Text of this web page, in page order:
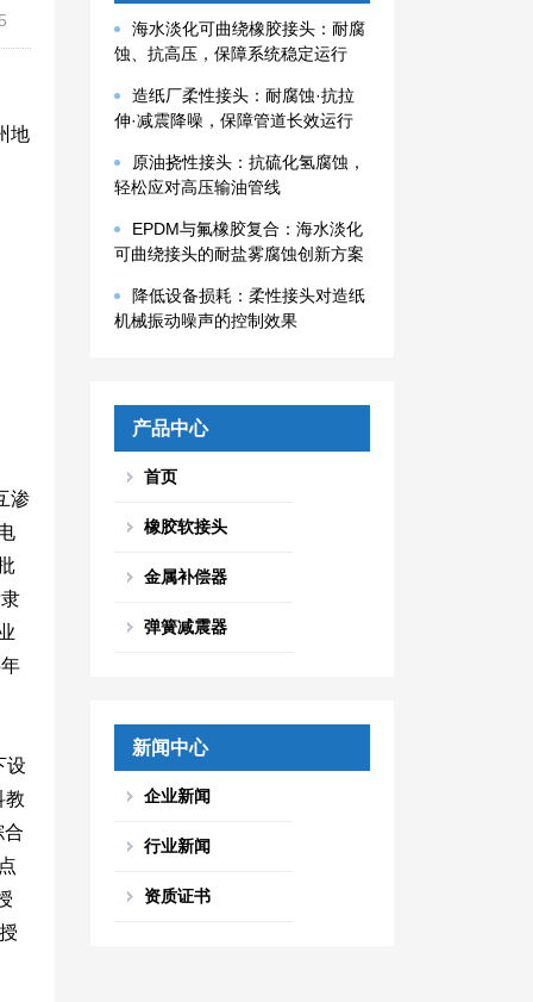
地
渗
设
教
合
海水淡化可曲绕橡胶接头：耐腐
蚀、抗高压，保障系统稳定运行
造纸厂柔性接头：耐腐蚀·抗拉
伸·减震降噪，保障管道长效运行
原油挠性接头：抗硫化氢腐蚀，
轻松应对高压输油管线
EPDM与氟橡胶复合：海水淡化
可曲绕接头的耐盐雾腐蚀创新方案
降低设备损耗：柔性接头对造纸
机械振动噪声的控制效果
产品中心
首页
橡胶软接头
金属补偿器
弹簧减震器
新闻中心
企业新闻
行业新闻
资质证书